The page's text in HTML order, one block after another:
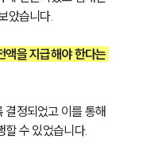
았습니다.
액을 지급해야 한다는
결정되었고 이를 통해
수 있었습니다.